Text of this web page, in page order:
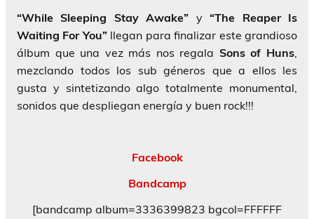
“While Sleeping Stay Awake” y“The Reaper Is
Waiting For You”llegan para finalizar este grandioso
álbum que una vez más nos regala Sons of Huns,
mezclando todos los sub géneros que a ellos les
gusta y sintetizando algo totalmente monumental,
sonidos que despliegan energía y buen rock!!!
Facebook
Bandcamp
[bandcamp album=3336399823 bgcol=FFFFFF